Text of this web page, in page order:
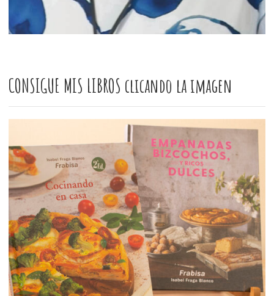
CONSIGUE MIS LIBROS clicando la imagen